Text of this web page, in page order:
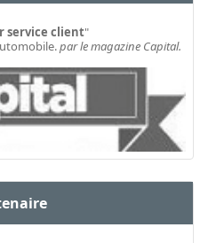
service client"
par le magazine Capital.